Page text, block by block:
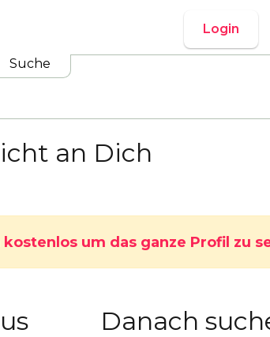
Login
Suche
an Dich
um das ganze Profil zu
Danach